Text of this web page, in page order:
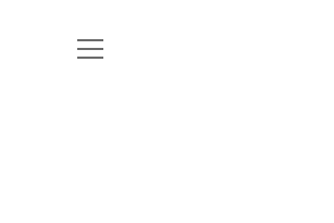
关于博主
o